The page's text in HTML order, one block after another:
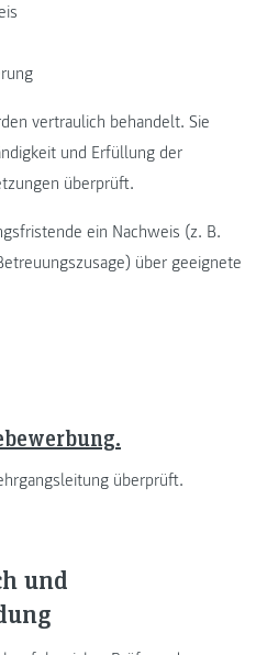
vertraulich behandelt. Sie
und Erfüllung der
überprüft.
ein Nachweis (z. B.
über geeignete
überprüft.
und